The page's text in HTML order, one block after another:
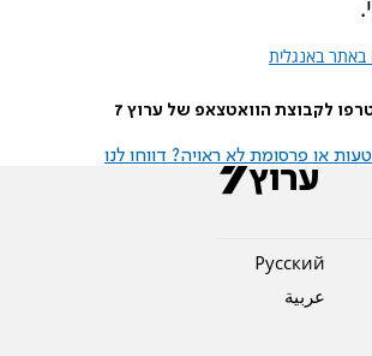
באנגלית
לקבוצת הוואטצאפ של ערוץ 7
או פרסומת לא ראויה? דווחו לנו
Pусский
عربية